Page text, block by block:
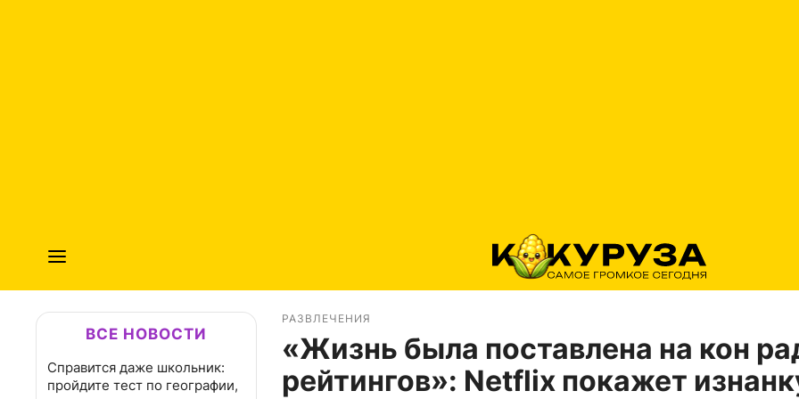
ВСЕ НОВОСТИ
Справится даже школьник:
пройдите тест по географии,
РАЗВЛЕЧЕНИЯ
«Жизнь была поставлена на кон
рейтингов»: Netflix покажет